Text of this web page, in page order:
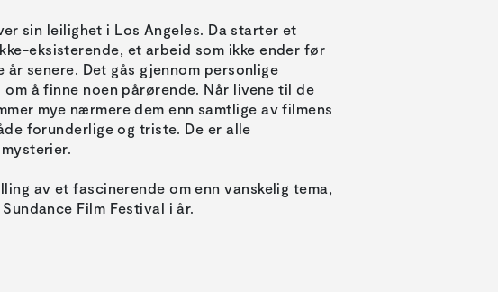
sin leilighet i Los Angeles. Da starter et
eksisterende, et arbeid som ikke ender før
senere. Det gås gjennom personlige
å finne noen pårørende. Når livene til de
mye nærmere dem enn samtlige av filmens
forunderlige og triste. De er alle
av et fascinerende om enn vanskelig tema,
Film Festival i år.